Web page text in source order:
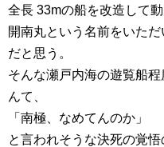
全長 33mの船を改造して動
開南丸という名前をいた
だと思う。
そんな瀬戸内海の遊覧船
んて、
「南極、なめてんのか」
と言われそうな決死の覚